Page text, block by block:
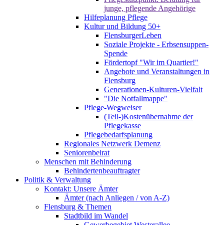
junge, pflegende Angehörige
Hilfeplanung Pflege
Kultur und Bildung 50+
FlensburgerLeben
Soziale Projekte - Erbsensuppen-
Spende
Fördertopf "Wir im Quartier!"
Angebote und Veranstaltungen in
Flensburg
Generationen-Kulturen-Vielfalt
"Die Notfallmappe"
Pflege-Wegweiser
(Teil-)Kostenübernahme der
Pflegekasse
Pflegebedarfsplanung
Regionales Netzwerk Demenz
Seniorenbeirat
Menschen mit Behinderung
Behindertenbeauftragter
Politik & Verwaltung
Kontakt: Unsere Ämter
Ämter (nach Anliegen / von A-Z)
Flensburg & Themen
Stadtbild im Wandel